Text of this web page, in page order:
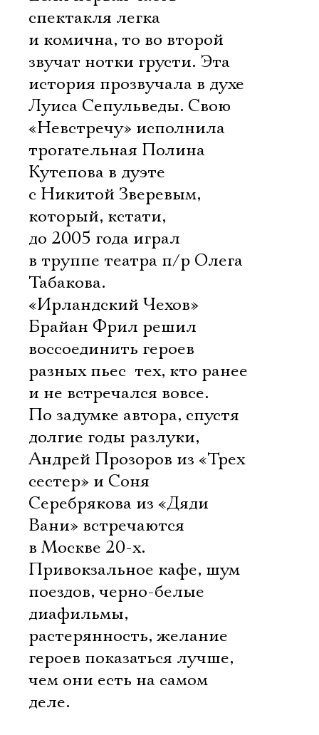
спектакля легка
и комична, то во второй
звучат нотки грусти. Эта
история прозвучала в духе
Луиса Сепульведы. Свою
«Невстречу» исполнила
трогательная Полина
Кутепова в дуэте
с Никитой Зверевым,
который, кстати,
до 2005 года играл
в труппе театра п/р Олега
Табакова.
«Ирландский Чехов»
Брайан Фрил решил
воссоединить героев
разных пьес  тех, кто ранее
и не встречался вовсе.
По задумке автора, спустя
долгие годы разлуки,
Андрей Прозоров из «Трех
сестер» и Соня
Серебрякова из «Дяди
Вани» встречаются
в Москве 20-х.
Привокзальное кафе, шум
поездов, черно-белые
диафильмы,
растерянность, желание
героев показаться лучше,
чем они есть на самом
деле.